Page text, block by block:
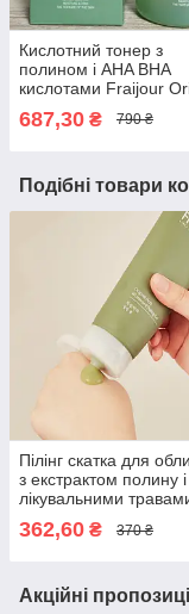
Кислотний тонер з
полином і AHA BHA
кислотами Fraijour
Herb Wormwood
Toner 500 мл
687,30 ₴ 790 ₴
Подібні товари
Пілінг скатка для
з екстрактом полину і
лікувальними
Fraijour Original Herb
Wormwood Peeling Gel
362,60 ₴ 370 ₴
Акційні